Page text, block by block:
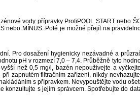
vody přípravky ProfiPOOL START nebo
nebo MÍNUS. Poté je možné přejít na
Pro dosažení hygienicky nezávadné a
pH v rozmezí 7,0 – 7,4. Průběžně tyto
než 0,5 mg/l, bazén nepoužívejte a
zapnutém filtračním zařízení, nikdy
s přípravkem. Nevypouštějte vodu
konzultujte s jejím správcem. Spotřebujte do